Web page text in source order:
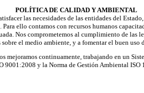
POLÍTICA DE CALIDAD Y AMBIENTAL
las necesidades de las entidades del
ello contamos con recursos humanos
Nos comprometemos al cumplimiento de las
el medio ambiente, y a fomentar el buen uso
mejoramos continuamente, trabajando en un
9001:2008 y la Norma de Gestión Ambiental ISO